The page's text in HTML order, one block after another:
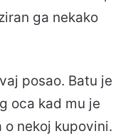
ga nekako
posao. Batu je
oca kad mu je
nekoj kupovini.